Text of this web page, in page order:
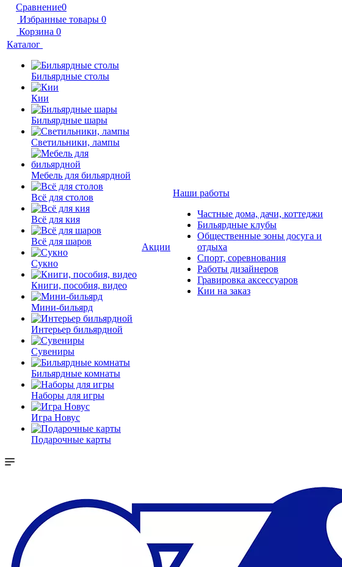
Сравнение0
Избранные товары 0
Корзина 0
Каталог
Бильярдные столы
Кии
Бильярдные шары
Светильники, лампы
Мебель для бильярдной
Всё для столов
Всё для кия
Всё для шаров
Сукно
Книги, пособия, видео
Мини-бильярд
Интерьер бильярдной
Сувениры
Бильярдные комнаты
Наборы для игры
Игра Новус
Подарочные карты
Акции
Наши работы
Частные дома, дачи, коттеджи
Бильярдные клубы
Общественные зоны досуга и
отдыха
Спорт, соревнования
Работы дизайнеров
Гравировка аксессуаров
Кии на заказ